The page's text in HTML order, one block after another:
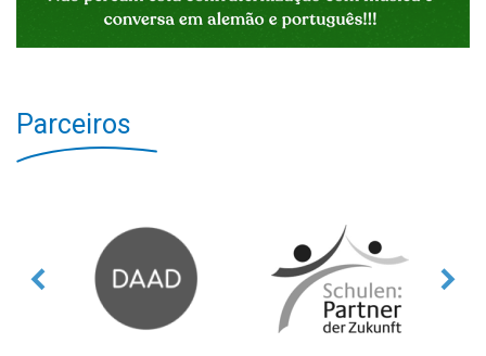
Parceiros